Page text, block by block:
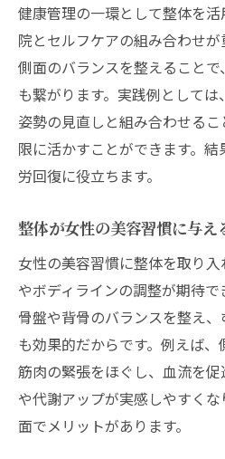
健康管理の一環として整体を
院とセルフケアの組み合わせ
側面のバランスを整えること
も繋がります。実践例として
姿勢の見直しと組み合わせる
限に活かすことができます。
労回復に役立ちます。
整体が女性の美容習慣に与え
女性の美容習慣に整体を取り
やボディラインの調整が期待
骨盤や背骨のバランスを整え
も効果的だからです。例えば
筋肉の緊張をほぐし、血流を
や代謝アップが実感しやすく
面でメリットがあります。